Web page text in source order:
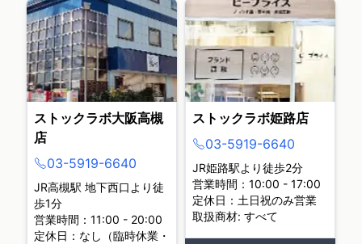
ストックラボ大阪高槻
店
03-5919-6640
JR高槻駅 地下西口より徒
歩1分
営業時間：11:00 - 20:00
定休日：なし（臨時休業・
ストックラボ姫路店
03-5919-6640
JR姫路駅より徒歩2分
営業時間：10:00 - 17:00
定休日：土日祝のみ営業
取扱商材: すべて